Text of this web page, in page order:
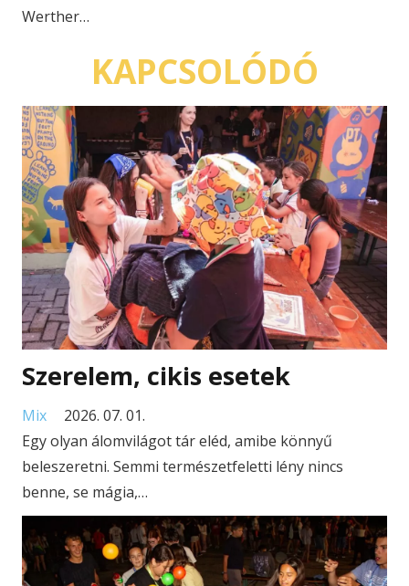
Werther…
KAPCSOLÓDÓ
Szerelem, cikis esetek
Mix
2026. 07. 01.
Egy olyan álomvilágot tár eléd, amibe könnyű
beleszeretni. Semmi természetfeletti lény nincs
benne, se mágia,…